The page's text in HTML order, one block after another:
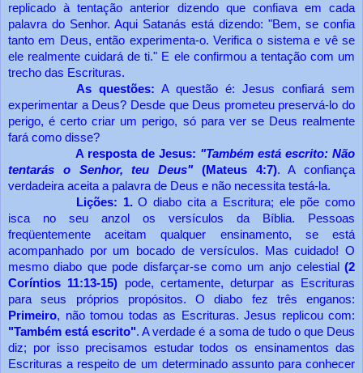
replicado à tentação anterior dizendo que confiava em cada
palavra do Senhor. Aqui Satanás está dizendo: "Bem, se confia
tanto em Deus, então experimenta-o. Verifica o sistema e vê se
ele realmente cuidará de ti." E ele confirmou a tentação com um
trecho das Escrituras.
As questões: A questão é: Jesus confiará sem
experimentar a Deus? Desde que Deus prometeu preservá-lo do
perigo, é certo criar um perigo, só para ver se Deus realmente
fará como disse?
A resposta de Jesus: "Também está escrito: Não
tentarás o Senhor, teu Deus"
(Mateus 4:7). A confiança
verdadeira aceita a palavra de Deus e não necessita testá-la.
Lições: 1.O diabo cita a Escritura; ele põe como
isca no seu anzol os versículos da Bíblia. Pessoas
freqüentemente aceitam qualquer ensinamento, se está
acompanhado por um bocado de versículos. Mas cuidado! O
mesmo diabo que pode disfarçar-se como um anjo celestial (2
Coríntios 11:13-15) pode, certamente, deturpar as Escrituras
para seus próprios propósitos. O diabo fez três enganos:
Primeiro, não tomou todas as Escrituras. Jesus replicou com:
"Também está escrito". A verdade é a soma de tudo o que Deus
diz; por isso precisamos estudar todos os ensinamentos das
Escrituras a respeito de um determinado assunto para conhecer